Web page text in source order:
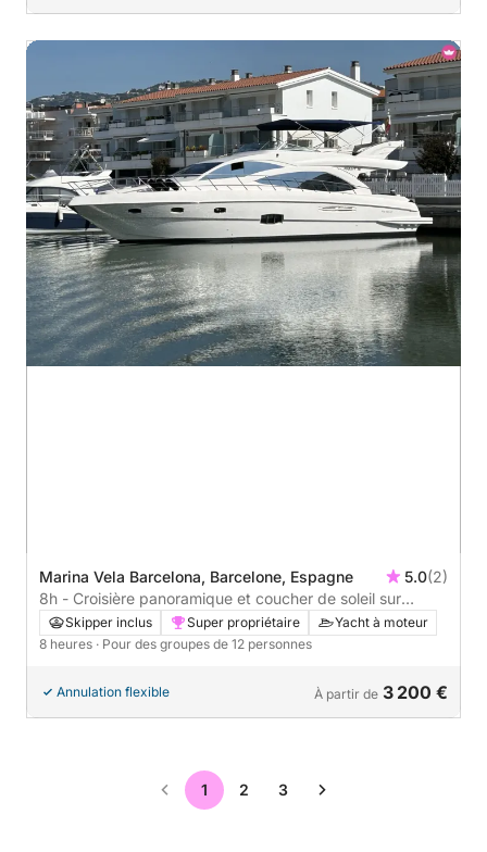
Marina Vela Barcelona, Barcelone, Espagne 5.0(2)
8h - Croisière panoramique et coucher de soleil sur
Barcelone
Skipper inclus Super propriétaire
Yacht à moteur
8 heures · Pour des groupes de 12 personnes
Annulation flexible À partir de 3 200 €
1 2 3